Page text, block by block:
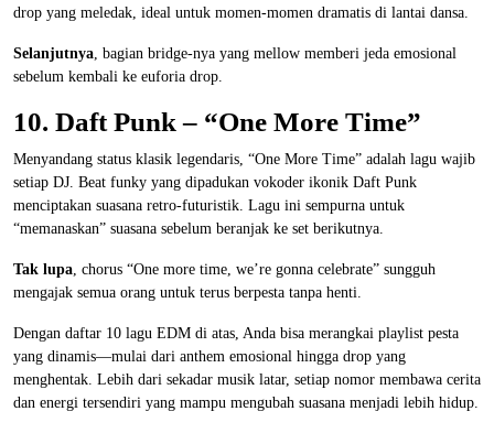
drop yang meledak, ideal untuk momen-momen dramatis di lantai dansa.
Selanjutnya, bagian bridge-nya yang mellow memberi jeda emosional
sebelum kembali ke euforia drop.
10. Daft Punk – “One More Time”
Menyandang status klasik legendaris, “One More Time” adalah lagu wajib
setiap DJ. Beat funky yang dipadukan vokoder ikonik Daft Punk
menciptakan suasana retro-futuristik. Lagu ini sempurna untuk
“memanaskan” suasana sebelum beranjak ke set berikutnya.
Tak lupa, chorus “One more time, we’re gonna celebrate” sungguh
mengajak semua orang untuk terus berpesta tanpa henti.
Dengan daftar 10 lagu EDM di atas, Anda bisa merangkai playlist pesta
yang dinamis—mulai dari anthem emosional hingga drop yang
menghentak. Lebih dari sekadar musik latar, setiap nomor membawa cerita
dan energi tersendiri yang mampu mengubah suasana menjadi lebih hidup.